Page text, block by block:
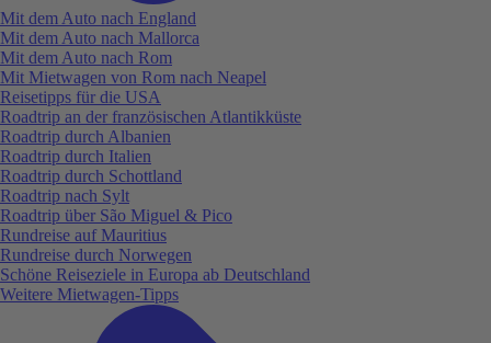
Mit dem Auto nach England
Mit dem Auto nach Mallorca
Mit dem Auto nach Rom
Mit Mietwagen von Rom nach Neapel
Reisetipps für die USA
Roadtrip an der französischen Atlantikküste
Roadtrip durch Albanien
Roadtrip durch Italien
Roadtrip durch Schottland
Roadtrip nach Sylt
Roadtrip über São Miguel & Pico
Rundreise auf Mauritius
Rundreise durch Norwegen
Schöne Reiseziele in Europa ab Deutschland
Weitere Mietwagen-Tipps